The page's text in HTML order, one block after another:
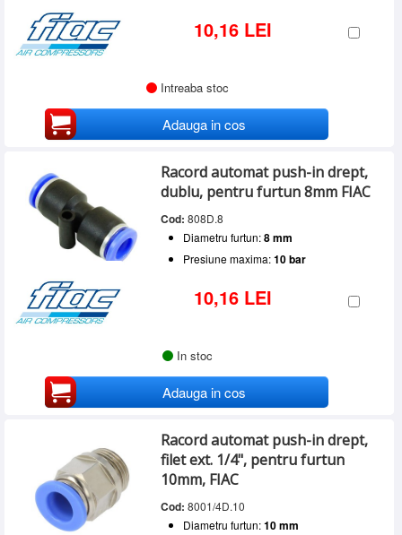
10,16 LEI
Intreaba stoc
Adauga in cos
Racord automat push-in drept,
dublu, pentru furtun 8mm FIAC
Cod: 808D.8
Diametru furtun:8 mm
Presiune maxima:10 bar
10,16 LEI
In stoc
Adauga in cos
Racord automat push-in drept,
filet ext. 1/4", pentru furtun
10mm, FIAC
Cod: 8001/4D.10
Diametru furtun:10 mm